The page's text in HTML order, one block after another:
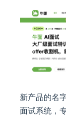
新产品的名
面试系统，